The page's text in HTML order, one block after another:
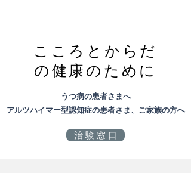
こころとからだ
の健康のために
うつ病の患者さまへ
​アルツハイマー型認知症の患者さま、ご家族の方へ
治 験 窓 口